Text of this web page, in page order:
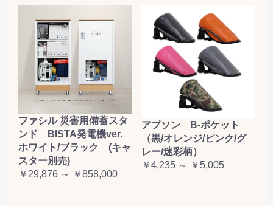
ファシル 災害用備蓄スタ
ンド BISTA発電機ver.
ホワイト/ブラック (キャ
スター別売)
￥29,876 ～ ￥858,000
アプソン B-ポケット
（黒/オレンジ/ピンク/グ
レー/迷彩柄）
￥4,235 ～ ￥5,005